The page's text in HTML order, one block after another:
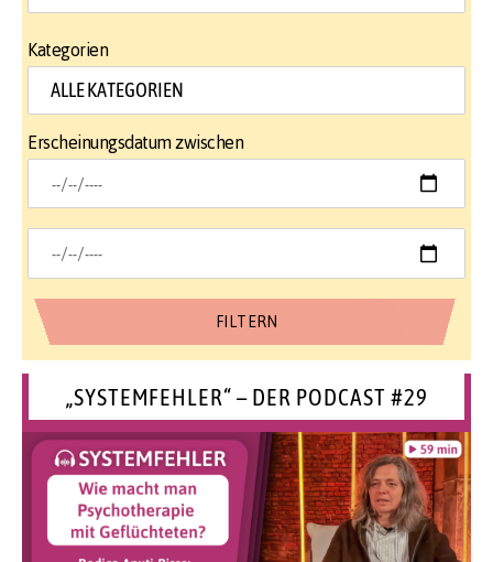
Kategorien
Erscheinungsdatum zwischen
„SYSTEMFEHLER“ – DER PODCAST #29